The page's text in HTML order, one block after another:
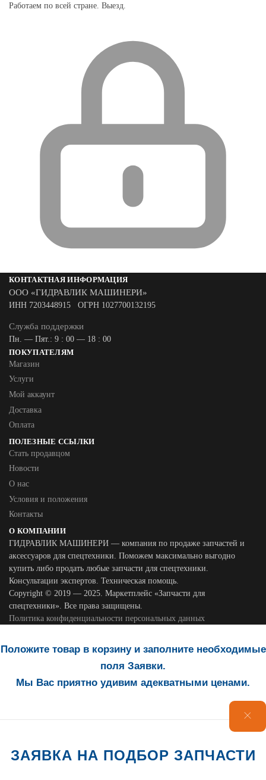
Работаем по всей стране. Выезд.
КОНТАКТНАЯ ИНФОРМАЦИЯ
ООО «ГИДРАВЛИК МАШИНЕРИ»
ИНН 7203448915 ОГРН 1027700132195
Служба поддержки
Пн. — Пят.: 9 : 00 — 18 : 00
ПОКУПАТЕЛЯМ
Магазин
Услуги
Мой аккаунт
Доставка
Оплата
ПОЛЕЗНЫЕ ССЫЛКИ
Стать продавцом
Новости
О нас
Условия и положения
Контакты
О КОМПАНИИ
ГИДРАВЛИК МАШИНЕРИ — компания по продаже запчастей и
аксессуаров для спецтехники. Поможем максимально выгодно
купить либо продать любые запчасти для спецтехники.
Консультации экспертов. Техническая помощь.
Copyright © 2019 — 2025. Маркетплейс «Запчасти для
спецтехники». Все права защищены.
Политика конфиденциальности персональных данных
Положите товар в корзину и заполните необходимые
поля Заявки.
Мы Вас приятно удивим адекватными ценами.
ЗАЯВКА НА ПОДБОР ЗАПЧАСТИ